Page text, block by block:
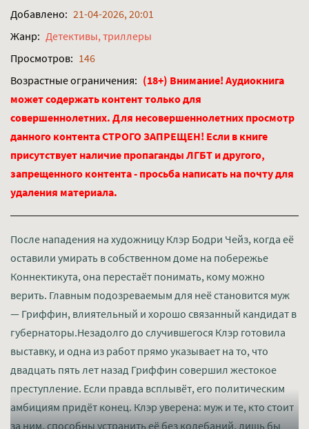
Добавлено: 21-04-2026, 20:01
Жанр: Детективы, триллеры
Просмотров: 146
Возрастные ограничения: (18+) Внимание! Аудиокнига
может содержать контент только для
совершеннолетних. Для несовершеннолетних просмотр
данного контента СТРОГО ЗАПРЕЩЕН! Если в книге
присутствует наличие пропаганды ЛГБТ и другого,
запрещенного контента - просьба написать на почту для
удаления материала.
После нападения на художницу Клэр Бодри Чейз, когда её
оставили умирать в собственном доме на побережье
Коннектикута, она перестаёт понимать, кому можно
верить. Главным подозреваемым для неё становится муж
— Гриффин, влиятельный и хорошо связанный кандидат в
губернаторы.Незадолго до случившегося Клэр готовила
выставку, и одна из работ прямо указывает на то, что
двадцать пять лет назад Гриффин совершил жестокое
преступление. Если правда всплывёт, его политическим
амбициям придёт конец. Клэр уверена: муж и те, кто стоит
за ним, способны устранить её без колебаний, лишь бы